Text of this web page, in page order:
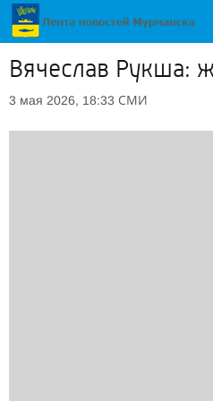
Вячеслав Рукша:
3 мая 2026, 18:33 СМИ